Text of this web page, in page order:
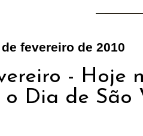
fevereiro de 2010
- Hoje
o Dia de São